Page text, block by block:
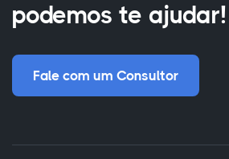
podemos te ajudar!
Fale com um Consultor